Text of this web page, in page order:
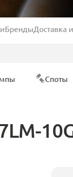
БрендыДоставка
Споты